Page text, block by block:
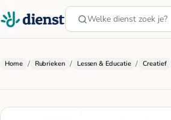
Home / Rubrieken / Lessen & Educatie / Creatief